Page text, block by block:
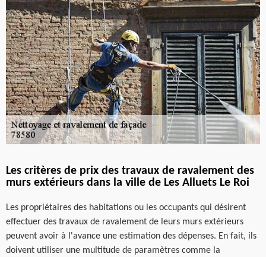
Les critères de prix des travaux de ravalement des
murs extérieurs dans la ville de Les Alluets Le Roi
Les propriétaires des habitations ou les occupants qui désirent
effectuer des travaux de ravalement de leurs murs extérieurs
peuvent avoir à l'avance une estimation des dépenses. En fait, ils
doivent utiliser une multitude de paramètres comme la